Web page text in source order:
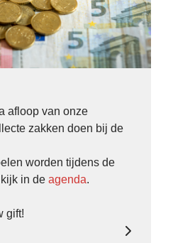
afloop van onze
zakken doen bij de
worden tijdens de
in de agenda
gift!